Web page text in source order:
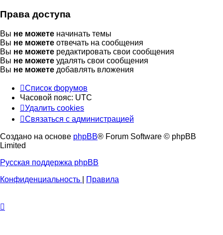
Права доступа
Вы не можете начинать темы
Вы не можете отвечать на сообщения
Вы не можете редактировать свои сообщения
Вы не можете удалять свои сообщения
Вы не можете добавлять вложения
Список форумов
Часовой пояс: UTC
Удалить cookies
Связаться
администрацией
Связаться с администрацией
Создано на основе phpBB® Forum Software © phpBB
Limited
Русская поддержка phpBB
Конфиденциальность
Правила